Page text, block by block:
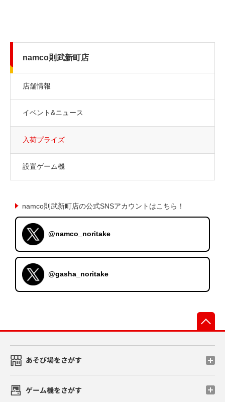
namco則武新町店
店舗情報
イベント&ニュース
入荷プライズ
設置ゲーム機
namco則武新町店の公式SNSアカウントはこちら！
@namco_noritake
@gasha_noritake
あそび場をさがす
ゲーム機をさがす